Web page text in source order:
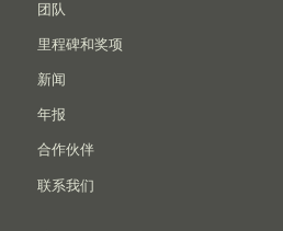
团队
里程碑和奖项
新闻
年报
合作伙伴
联系我们